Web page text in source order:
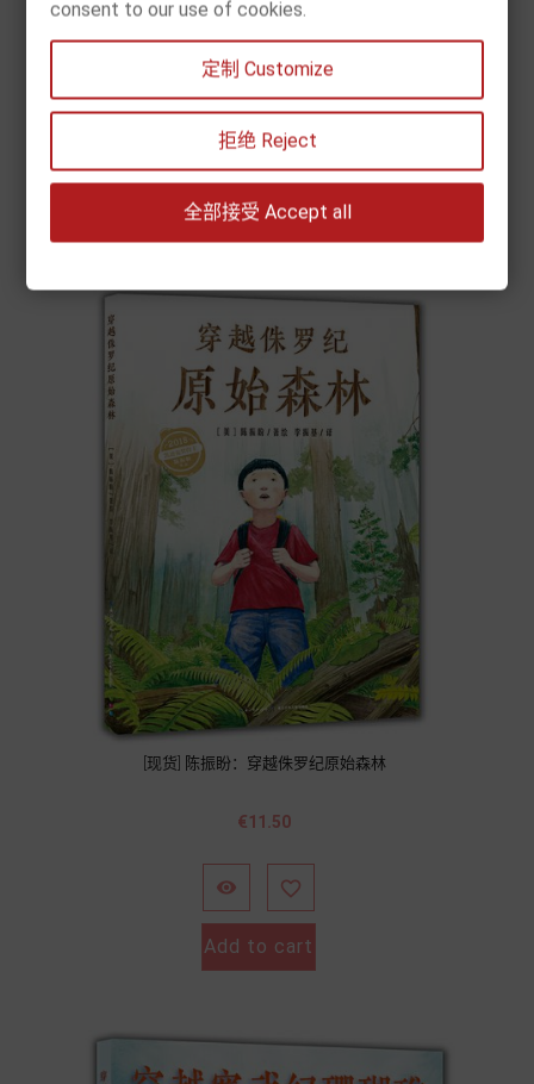
[现货] 陈振盼：大峡谷（凯迪克奖科普绘本）
Price
€17.90
 
[现货] 陈振盼：穿越侏罗纪原始森林
Price
€11.50
 
Add to cart
consent to our use of cookies.
定制 Customize
拒绝 Reject
全部接受 Accept all